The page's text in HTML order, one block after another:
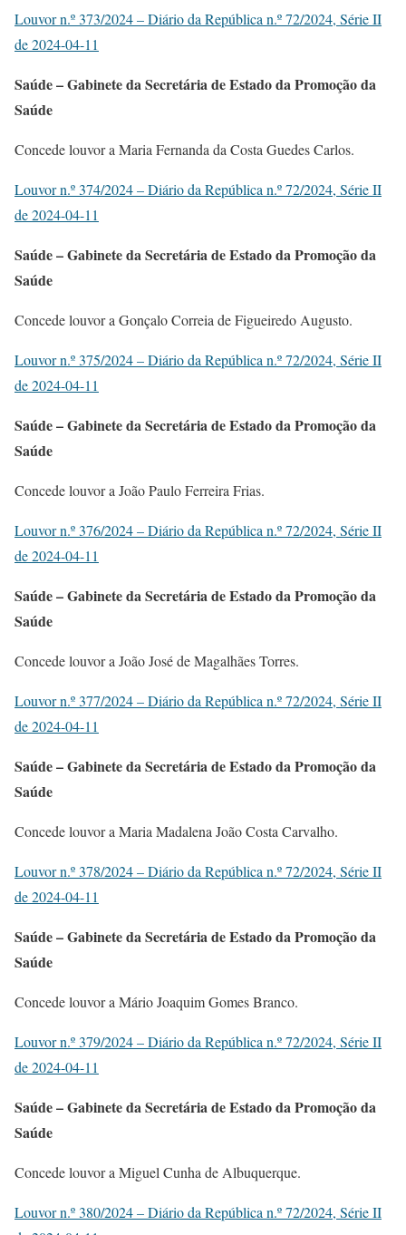
Louvor n.º 373/2024 – Diário da República n.º 72/2024, Série II
de 2024-04-11
Saúde – Gabinete da Secretária de Estado da Promoção da
Saúde
Concede louvor a Maria Fernanda da Costa Guedes Carlos.
Louvor n.º 374/2024 – Diário da República n.º 72/2024, Série II
de 2024-04-11
Saúde – Gabinete da Secretária de Estado da Promoção da
Saúde
Concede louvor a Gonçalo Correia de Figueiredo Augusto.
Louvor n.º 375/2024 – Diário da República n.º 72/2024, Série II
de 2024-04-11
Saúde – Gabinete da Secretária de Estado da Promoção da
Saúde
Concede louvor a João Paulo Ferreira Frias.
Louvor n.º 376/2024 – Diário da República n.º 72/2024, Série II
de 2024-04-11
Saúde – Gabinete da Secretária de Estado da Promoção da
Saúde
Concede louvor a João José de Magalhães Torres.
Louvor n.º 377/2024 – Diário da República n.º 72/2024, Série II
de 2024-04-11
Saúde – Gabinete da Secretária de Estado da Promoção da
Saúde
Concede louvor a Maria Madalena João Costa Carvalho.
Louvor n.º 378/2024 – Diário da República n.º 72/2024, Série II
de 2024-04-11
Saúde – Gabinete da Secretária de Estado da Promoção da
Saúde
Concede louvor a Mário Joaquim Gomes Branco.
Louvor n.º 379/2024 – Diário da República n.º 72/2024, Série II
de 2024-04-11
Saúde – Gabinete da Secretária de Estado da Promoção da
Saúde
Concede louvor a Miguel Cunha de Albuquerque.
Louvor n.º 380/2024 – Diário da República n.º 72/2024, Série II